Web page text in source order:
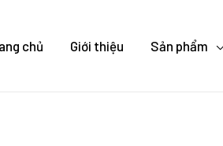
chủ Giới thiệu Sản phẩm